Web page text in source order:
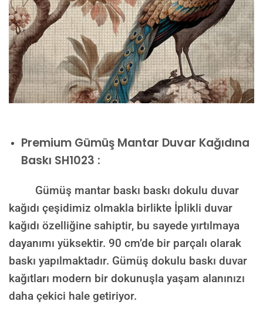
Premium Gümüş Mantar Duvar Kağıdına
Baskı SH1023 :
Gümüş mantar baskı baskı dokulu duvar
kağıdı çeşidimiz olmakla birlikte İplikli duvar
kağıdı özelliğine sahiptir, bu sayede yırtılmaya
dayanımı yüksektir. 90 cm’de bir parçalı olarak
baskı yapılmaktadır. Gümüş dokulu baskı duvar
kağıtları modern bir dokunuşla yaşam alanınızı
daha çekici hale getiriyor.